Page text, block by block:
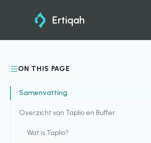
Ertiqah
ON THIS PAGE
Samenvatting
Overzicht van Taplio en Buffer
Wat is Taplio?